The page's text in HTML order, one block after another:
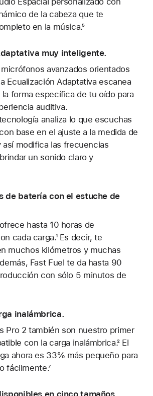
de la cabeza que te
en la música.⁵
muy inteligente.
avanzados orientados
Ecualización Adaptativa escanea
forma específica de tu oído para
auditiva.
analiza lo que escuchas
base en el ajuste a la medida de
modifica las frecuencias
un sonido claro y
de batería con el estuche de
hasta 10 horas de
cada carga.¹ Es decir, te
muchos kilómetros y muchas
Fast Fuel te da hasta 90
con sólo 5 minutos de
inalámbrica.
Pro 2 también son nuestro primer
con la carga inalámbrica.² El
ahora es 33% más pequeño para
fácilmente.⁷
en cinco tamaños.